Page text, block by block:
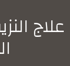
علاج